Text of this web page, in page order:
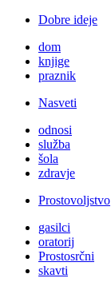
Dobre ideje
dom
knjige
praznik
Nasveti
odnosi
služba
šola
zdravje
Prostovoljstvo
gasilci
oratorij
Prostosrčni
skavti